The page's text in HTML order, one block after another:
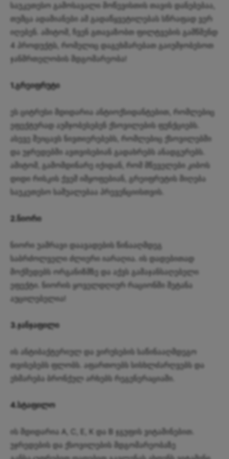
საუკეთესო გამოსავალი მოწევისთის თავის დანებებაა,
თუმცა ადამიანები ამ გადაწყვეტილებას სწრაფად ვერ
იღებენ. ამიტომ, ჩვენ გთავაზობთ ფილტვების გამწმენდ
4 პროდუქტს, რომელიც დაგეხმარებათ გაიუმჯობესოთ
ჯანმრთელობის მდგომარეობა!
1.გრეიფრუტი
ეს ციტრუსი მდიდარია ანტიოქსიდანტებით, რომლებიც
ეფექტურად აუმჯობესებენ ქსოვილების ფუნქციებს.
ასევე შეიცავს ნივთიერებებს, რომლებიც ქსოვილებში
და უჯრედებში ავთვისებიან გადახრებს ანადგურებს.
ამიტომ, გამომდინარე იქიდან, რომ მწეველები კიბოს
დიდი რისკის ქვეშ იმყოფებიან, გრეიფრუტის მიღება
საუკეთესო საშუალებაა პრევენციისთვის.
2.ნიორი
ნიორი უამრავი დაავადების წინააღმდეგ
საბრძოლველი ძლიერი იარაღია. ის დადებითად
მოქმედებს ორგანიზმზე და აქვს გამაჯანსაღებელი
ეფექტი. ნიორის ყოველდღიურ რაციონში შეტანა
აუცილებელია!
3.ჯანჯაფილი
ის ანტიბაქტერიულ და ვირუსების საწინააღმდეგო
თვისებებს ფლობს. აფართოებს სისხლძარღვებს და
ეხმარება ბრონქულ არხებს რეგენერაციაში.
4.სტაფილო
ის მდიდარია А, С, Е, К და В ჯგუფის ვიტამინებით.
უჯრედების და ქსოვილების მდგომარეობაზე